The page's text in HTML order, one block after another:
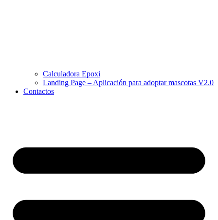
Calculadora Epoxi
Landing Page – Aplicación para adoptar mascotas V2.0
Contactos